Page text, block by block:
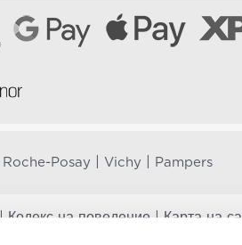
Roche-Posay Vichy Pampers
| Кодекс на поведение| Карта на